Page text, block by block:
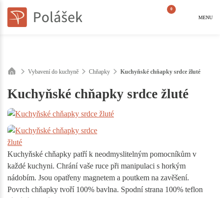
0
MENU
Vybavení do kuchyně Chňapky Kuchyňské chňapky srdce žluté
Kuchyňské chňapky srdce žluté
Kuchyňské chňapky patří k neodmyslitelným pomocníkům v
každé kuchyni. Chrání vaše ruce při manipulaci s horkým
nádobím. Jsou opatřeny magnetem a poutkem na zavěšení.
Povrch chňapky tvoří 100% bavlna. Spodní strana 100% teflon